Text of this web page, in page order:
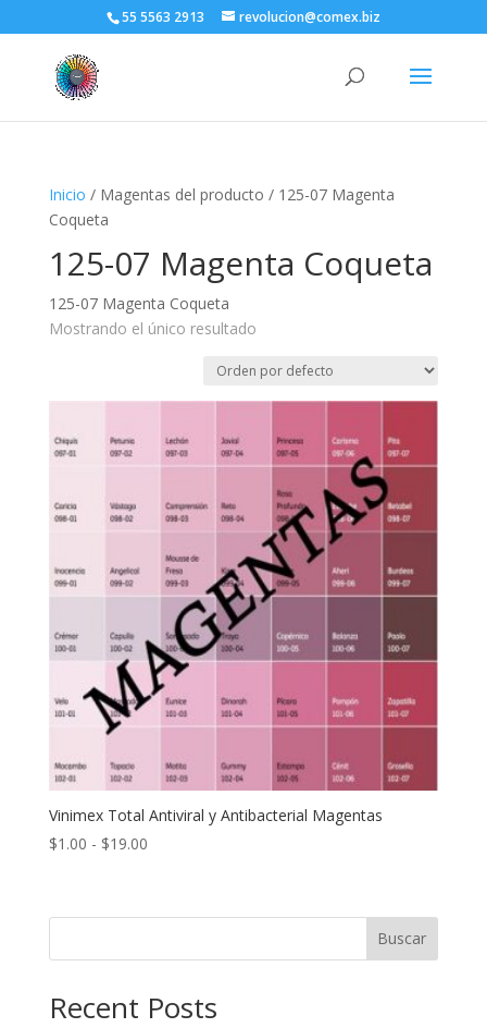
55 5563 2913 revolucion@comex.biz
Inicio / Magentas del producto / 125-07 Magenta
Coqueta
125-07 Magenta Coqueta
125-07 Magenta Coqueta
Mostrando el único resultado
Vinimex Total Antiviral y Antibacterial Magentas
$1.00 - $19.00Rango
desde
Buscar
Recent Posts